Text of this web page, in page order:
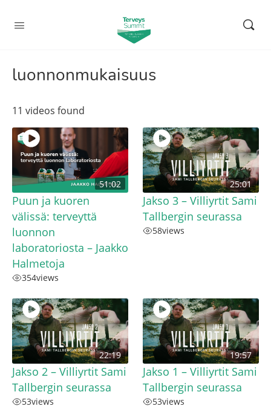
luonnonmukaisuus
11 videos found
51:02
Puun ja kuoren
välissä: terveyttä
luonnon
laboratoriosta – Jaakko
Halmetoja
354views
25:01
Jakso 3 – Villiyrtit Sami
Tallbergin seurassa
58views
22:19
Jakso 2 – Villiyrtit Sami
Tallbergin seurassa
53views
19:57
Jakso 1 – Villiyrtit Sami
Tallbergin seurassa
53views